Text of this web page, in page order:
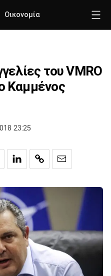
Οικονομία
του VMRO
Καμμένος
23:25